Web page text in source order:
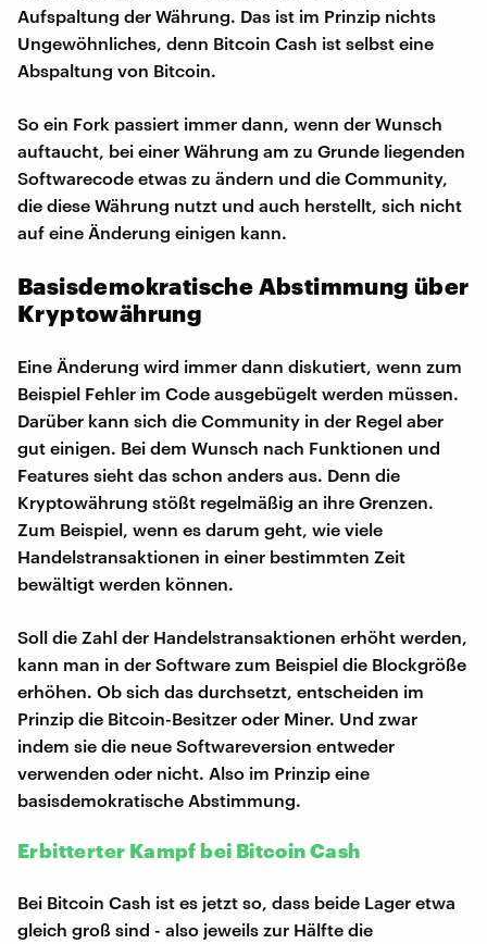
Aufspaltung der Währung. Das ist im Prinzip nichts
Ungewöhnliches, denn Bitcoin Cash ist selbst eine
Abspaltung von Bitcoin.
So ein Fork passiert immer dann, wenn der Wunsch
auftaucht, bei einer Währung am zu Grunde liegenden
Softwarecode etwas zu ändern und die Community,
die diese Währung nutzt und auch herstellt, sich nicht
auf eine Änderung einigen kann.
Basisdemokratische Abstimmung über
Kryptowährung
Eine Änderung wird immer dann diskutiert, wenn zum
Beispiel Fehler im Code ausgebügelt werden müssen.
Darüber kann sich die Community in der Regel aber
gut einigen. Bei dem Wunsch nach Funktionen und
Features sieht das schon anders aus. Denn die
Kryptowährung stößt regelmäßig an ihre Grenzen.
Zum Beispiel, wenn es darum geht, wie viele
Handelstransaktionen in einer bestimmten Zeit
bewältigt werden können.
Soll die Zahl der Handelstransaktionen erhöht werden,
kann man in der Software zum Beispiel die Blockgröße
erhöhen. Ob sich das durchsetzt, entscheiden im
Prinzip die Bitcoin-Besitzer oder Miner. Und zwar
indem sie die neue Softwareversion entweder
verwenden oder nicht. Also im Prinzip eine
basisdemokratische Abstimmung.
Erbitterter Kampf bei Bitcoin Cash
Bei Bitcoin Cash ist es jetzt so, dass beide Lager etwa
gleich groß sind - also jeweils zur Hälfte die